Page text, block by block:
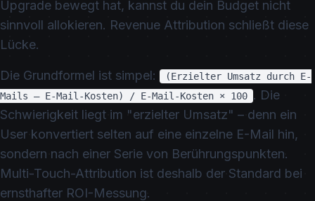
Upgrade bewegt hat, kannst du dein Budget nicht
sinnvoll allokieren. Revenue Attribution schließt diese
Lücke.
Die Grundformel ist simpel:
(Erzielter Umsatz durch E-
Mails – E-Mail-Kosten) / E-Mail-Kosten × 100 . Die
Schwierigkeit liegt im "erzielter Umsatz" – denn ein
User konvertiert selten auf eine einzelne E-Mail hin,
sondern nach einer Serie von Berührungspunkten.
Multi-Touch-Attribution ist deshalb der Standard bei
ernsthafter ROI-Messung.